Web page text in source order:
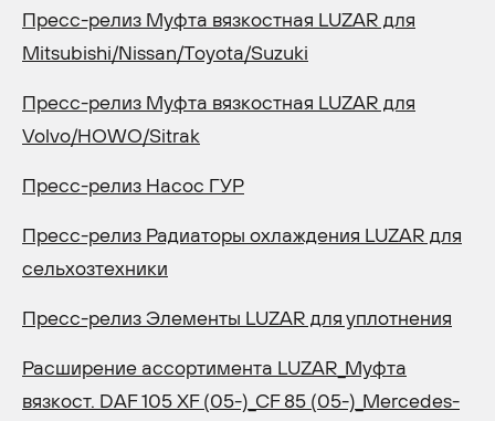
Пресс-релиз Муфта вязкостная LUZAR для
Mitsubishi/Nissan/Toyota/Suzuki
Пресс-релиз Муфта вязкостная LUZAR для
Volvo/HOWO/Sitrak
Пресс-релиз Насос ГУР
Пресс-релиз Радиаторы охлаждения LUZAR для
сельхозтехники
Пресс-релиз Элементы LUZAR для уплотнения
Расширение ассортимента LUZAR_Муфта
вязкост. DAF 105 XF (05-)_CF 85 (05-)_Mercedes-